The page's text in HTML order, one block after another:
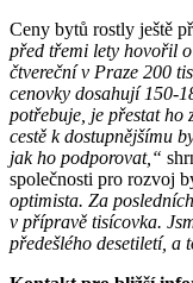
Ceny bytů rostly ještě
před třemi lety hovořil
čtvereční v Praze 200
cenovky dosahují 150-
potřebuje, je přestat ho
cestě k dostupnějšímu
jak ho podporovat,“
společnosti pro rozvoj
optimista. Za
v přípravě tisícovka.
předešlého desetiletí, a